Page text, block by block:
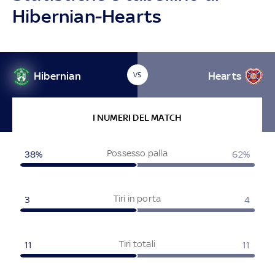
Hibernian-Hearts
Hibernian VS Hearts
I NUMERI DEL MATCH
Possesso palla
38% 62%
Tiri in porta
3 4
Tiri totali
11 11